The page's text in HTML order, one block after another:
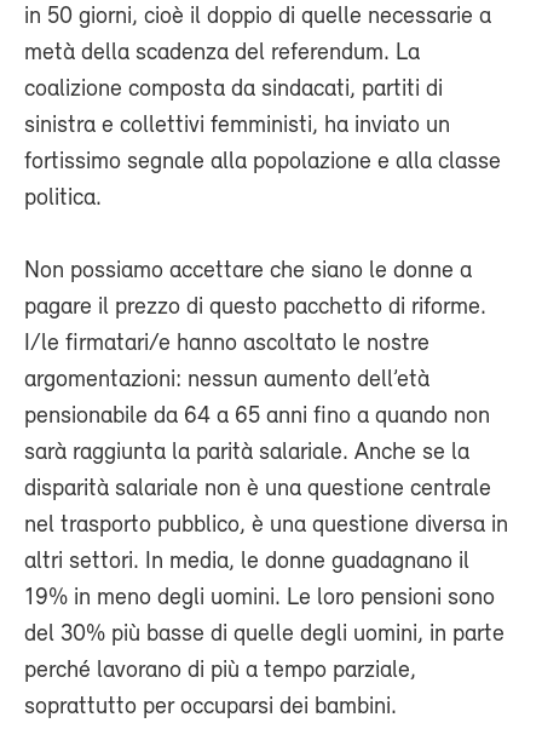
in 50 giorni, cioè il doppio di quelle necessarie a
metà della scadenza del referendum. La
coalizione composta da sindacati, partiti di
sinistra e collettivi femministi, ha inviato un
fortissimo segnale alla popolazione e alla classe
politica.
Non possiamo accettare che siano le donne a
pagare il prezzo di questo pacchetto di riforme.
I/le firmatari/e hanno ascoltato le nostre
argomentazioni: nessun aumento dell’età
pensionabile da 64 a 65 anni fino a quando non
sarà raggiunta la parità salariale. Anche se la
disparità salariale non è una questione centrale
nel trasporto pubblico, è una questione diversa in
altri settori. In media, le donne guadagnano il
19% in meno degli uomini. Le loro pensioni sono
del 30% più basse di quelle degli uomini, in parte
perché lavorano di più a tempo parziale,
soprattutto per occuparsi dei bambini.